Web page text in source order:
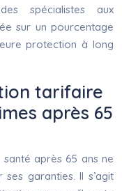
spécialistes aux
sur un pourcentage
protection à long
tarifaire
après 65
après 65 ans ne
garanties. Il s’agit